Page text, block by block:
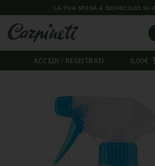
LA TUA SPESA A DOMICILIO SU
ACCEDI / REGISTRATI 0,00€